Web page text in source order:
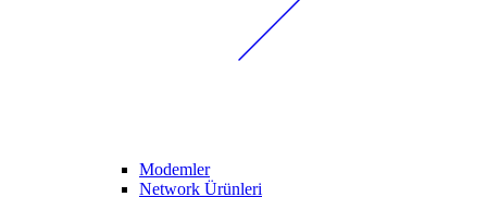
Modemler
Network Ürünleri